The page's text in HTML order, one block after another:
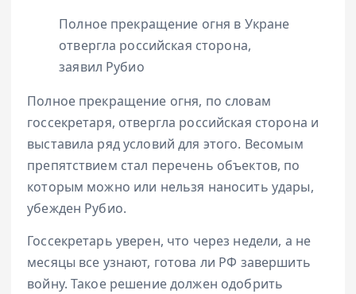
Полное прекращение огня в Укране
отвергла российская сторона,
заявил Рубио
Полное прекращение огня, по словам
госсекретаря, отвергла российская сторона и
выставила ряд условий для этого. Весомым
препятствием стал перечень объектов, по
которым можно или нельзя наносить удары,
убежден Рубио.
Госсекретарь уверен, что через недели, а не
месяцы все узнают, готова ли РФ завершить
войну. Такое решение должен одобрить